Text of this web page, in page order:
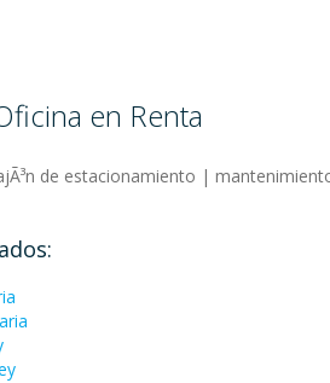
en Renta
de estacionamiento |